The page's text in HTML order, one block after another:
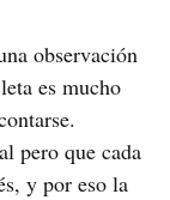
observación
es mucho
pero que cada
y por eso la